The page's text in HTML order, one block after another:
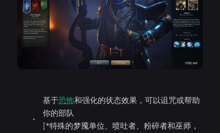
基于恐怖和强化的状态效果，可以诅咒或帮助
你的部队
[*特殊的梦魇单位、喷吐者、粉碎者和巫师，